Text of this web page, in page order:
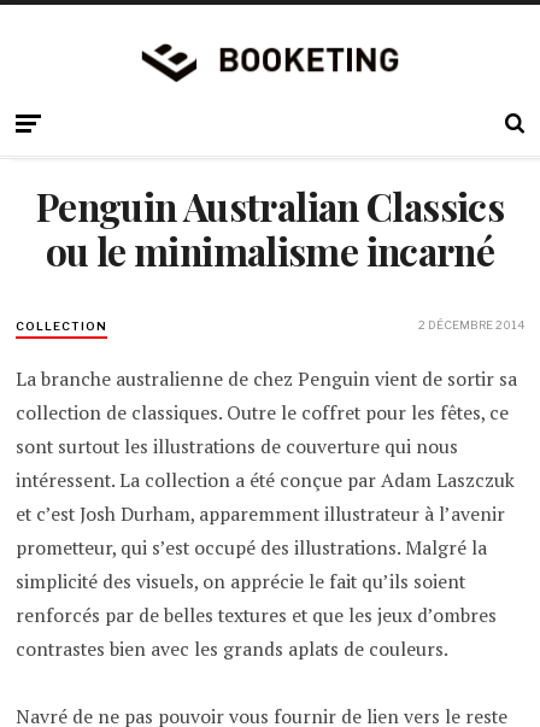
Penguin Australian Classics
ou le minimalisme incarné
COLLECTION 2 DÉCEMBRE 2014
La branche australienne de chez Penguin vient de sortir sa
collection de classiques. Outre le coffret pour les fêtes, ce
sont surtout les illustrations de couverture qui nous
intéressent. La collection a été conçue par Adam Laszczuk
et c’est Josh Durham, apparemment illustrateur à l’avenir
prometteur, qui s’est occupé des illustrations. Malgré la
simplicité des visuels, on apprécie le fait qu’ils soient
renforcés par de belles textures et que les jeux d’ombres
contrastes bien avec les grands aplats de couleurs.
Navré de ne pas pouvoir vous fournir de lien vers le reste